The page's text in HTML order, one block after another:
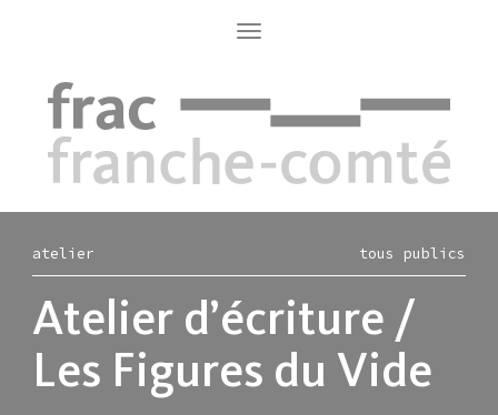
Toggle
navigation
atelier tous publics
Atelier d’écriture /
Les Figures du Vide